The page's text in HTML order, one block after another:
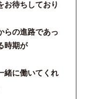
お待ちしており
らの進路であっ
時期が
緒に働いてくれ